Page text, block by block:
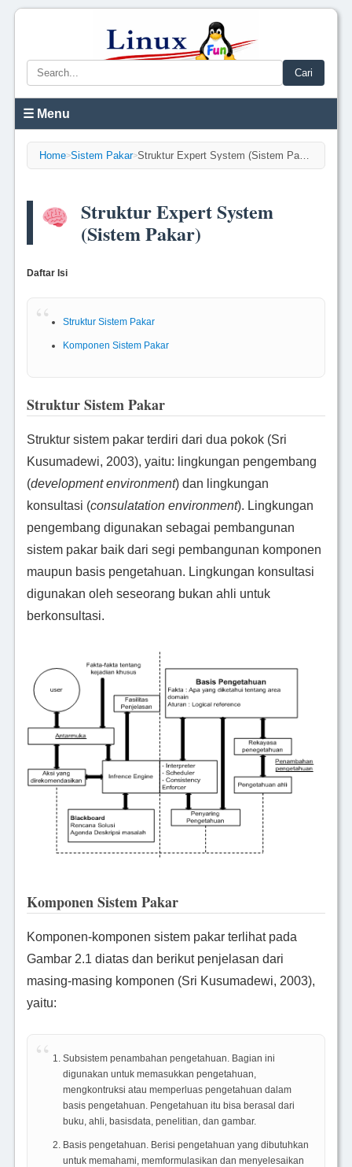
Cari
☰ Menu
Home>Sistem Pakar> Struktur Expert System (Sistem Pakar)
Struktur Expert System
(Sistem Pakar)
Daftar Isi
Struktur Sistem Pakar
Komponen Sistem Pakar
Struktur Sistem Pakar
Struktur sistem pakar terdiri dari dua pokok (Sri
Kusumadewi, 2003), yaitu: lingkungan pengembang
(development environment) dan lingkungan
konsultasi (consulatation environment). Lingkungan
pengembang digunakan sebagai pembangunan
sistem pakar baik dari segi pembangunan komponen
maupun basis pengetahuan. Lingkungan konsultasi
digunakan oleh seseorang bukan ahli untuk
berkonsultasi.
Komponen Sistem Pakar
Komponen-komponen sistem pakar terlihat pada
Gambar 2.1 diatas dan berikut penjelasan dari
masing-masing komponen (Sri Kusumadewi, 2003),
yaitu:
Subsistem penambahan pengetahuan. Bagian ini
digunakan untuk memasukkan pengetahuan,
mengkontruksi atau memperluas pengetahuan dalam
basis pengetahuan. Pengetahuan itu bisa berasal dari
buku, ahli, basisdata, penelitian, dan gambar.
Basis pengetahuan. Berisi pengetahuan yang dibutuhkan
untuk memahami, memformulasikan dan menyelesaikan